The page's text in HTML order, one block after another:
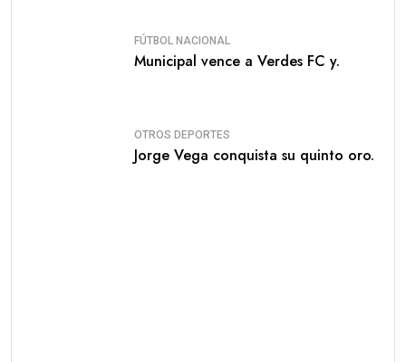
FÚTBOL NACIONAL
Municipal vence a Verdes FC y.
OTROS DEPORTES
Jorge Vega conquista su quinto oro.